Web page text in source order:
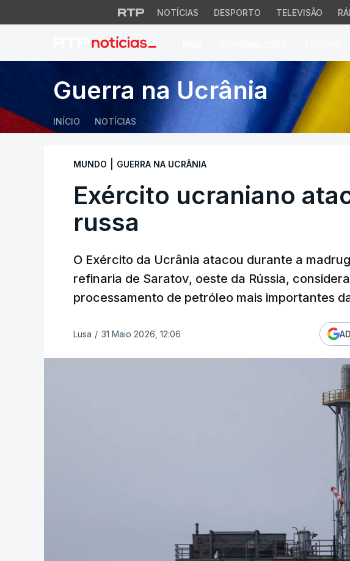
NOTÍCIAS DESPORTO TELEVISÃO
Exército ucraniano
Guerra na Ucrânia
INÍCIO NOTÍCIAS
MUNDO GUERRA NA UCRÂNIA
Exército ucraniano
russa
O Exército da Ucrânia atacou durante a
refinaria de Saratov, oeste da Rússia,
processamento de petróleo mais importantes
Lusa / 31 Maio 2026, 12:06